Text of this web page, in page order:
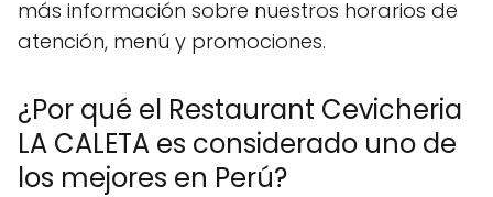
más información sobre nuestros horarios de
atención, menú y promociones.
¿Por qué el Restaurant Cevicheria
LA CALETA es considerado uno de
los mejores en Perú?